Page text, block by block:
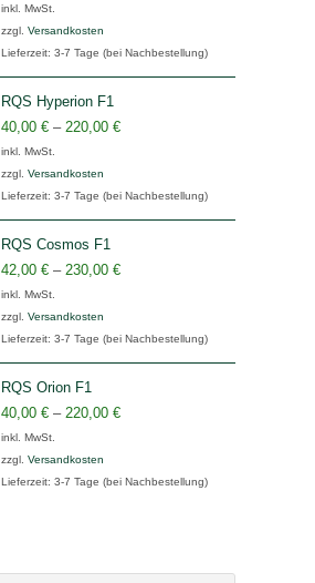
inkl. MwSt.
zzgl. Versandkosten
Lieferzeit: 3-7 Tage (bei Nachbestellung)
RQS Hyperion F1
40,00 € – 220,00 €
inkl. MwSt.
zzgl. Versandkosten
Lieferzeit: 3-7 Tage (bei Nachbestellung)
RQS Cosmos F1
42,00 € – 230,00 €
inkl. MwSt.
zzgl. Versandkosten
Lieferzeit: 3-7 Tage (bei Nachbestellung)
RQS Orion F1
40,00 € – 220,00 €
inkl. MwSt.
zzgl. Versandkosten
Lieferzeit: 3-7 Tage (bei Nachbestellung)